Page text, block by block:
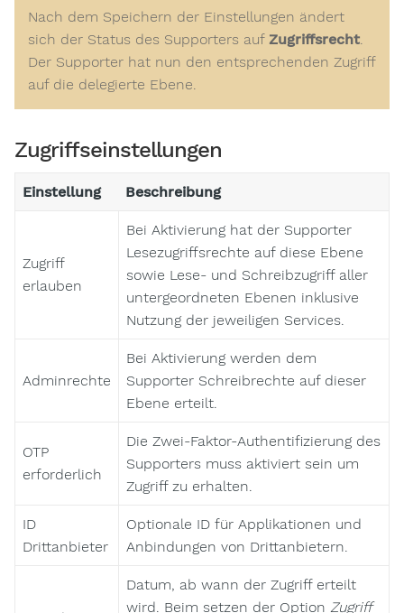
Nach dem Speichern der Einstellungen ändert
sich der Status des Supporters auf Zugriffsrecht.
Der Supporter hat nun den entsprechenden Zugriff
auf die delegierte Ebene.
Zugriffseinstellungen
Einstellung Beschreibung
Zugriff
erlauben
Bei Aktivierung hat der Supporter
Lesezugriffsrechte auf diese Ebene
sowie Lese- und Schreibzugriff aller
untergeordneten Ebenen inklusive
Nutzung der jeweiligen Services.
Adminrechte
Bei Aktivierung werden dem
Supporter Schreibrechte auf dieser
Ebene erteilt.
OTP
erforderlich
Die Zwei-Faktor-Authentifizierung des
Supporters muss aktiviert sein um
Zugriff zu erhalten.
ID
Drittanbieter
Optionale ID für Applikationen und
Anbindungen von Drittanbietern.
Datum, ab wann der Zugriff erteilt
wird. Beim setzen der Option Zugriff